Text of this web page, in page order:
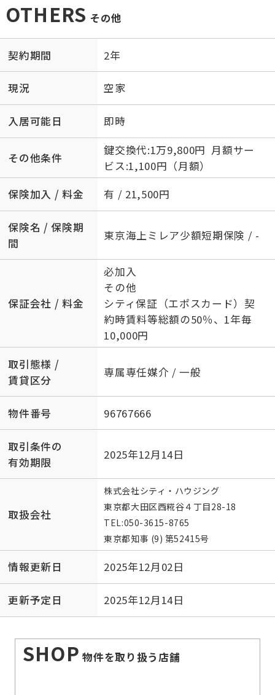
OTHERS その他
契約期間 2年
現況 空家
入居可能日 即時
その他条件
鍵交換代:1万9,800円 月額サー
ビス:1,100円（月額）
保険加入 / 料金
有 / 21,500円
保険名 / 保険期
間
東京海上ミレア少額短期保険 / -
保証会社 / 料金
必加入
その他
シティ保証（エポスカード）契
約時賃料等総額の50％、1年毎
10,000円
取引態様 /
賃貸区分
専属専任媒介 / 一般
物件番号 96767666
取引条件の
有効期限
2025年12月14日
取扱会社
株式会社シティ・ハウジング
東京都大田区西糀谷４丁目28-18
TEL:050-3615-8765
東京都知事 (9) 第52415号
情報更新日 2025年12月02日
更新予定日 2025年12月14日
SHOP 物件を取り扱う店舗